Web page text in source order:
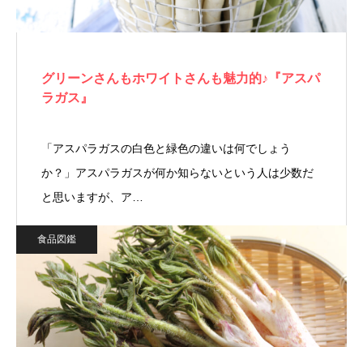
グリーンさんもホワイトさんも魅力的♪『アスパ
ラガス』
「アスパラガスの白色と緑色の違いは何でしょう
か？」アスパラガスが何か知らないという人は少数だ
と思いますが、ア…
食品図鑑